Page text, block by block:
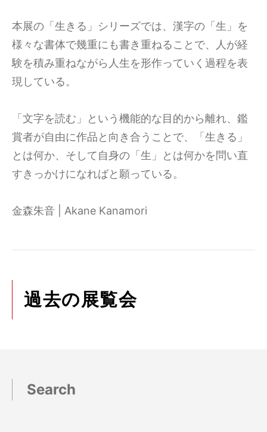
本展の「生きる」シリーズでは、漢字の「生」を
様々な書体で幾重にも書き重ねることで、人が経
験を積み重ねながら人生を形作っていく過程を表
現している。
「文字を読む」という機能的な目的から離れ、鑑
賞者が自由に作品と向き合うことで、「生きる」
とは何か、そして自身の「生」とは何かを問い直
すきっかけになればと願っている。
金森朱音 | Akane Kanamori
過去の展覧会
Search